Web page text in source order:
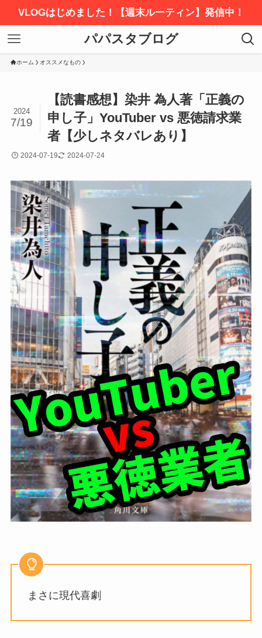
VLOGはじめました！【週末ルーティン】発信中！
パパスタブログ
ホーム オススメなもの
【読書感想】染井 為人著「正義の
申し子」YouTuber vs 悪徳請求業
者【少しネタバレあり】
2024
7/19
2024-07-19 2024-07-24
まさに現代喜劇